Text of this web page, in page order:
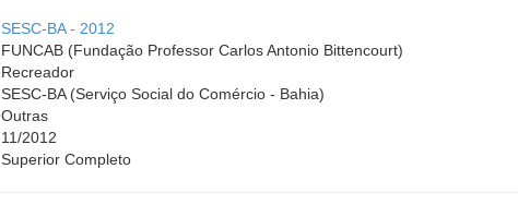
SESC-BA - 2012
FUNCAB (Fundação Professor Carlos Antonio Bittencourt)
Recreador
SESC-BA (Serviço Social do Comércio - Bahia)
Outras
11/2012
Superior Completo